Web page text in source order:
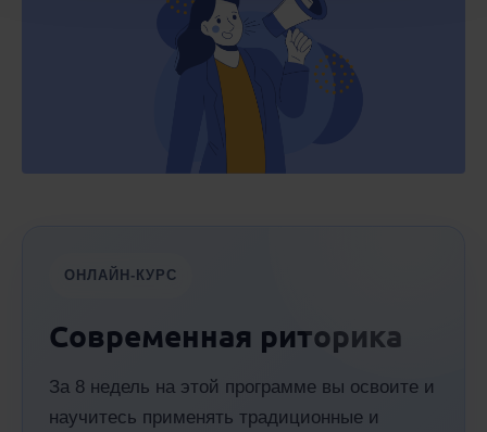
ОНЛАЙН-КУРС
Современная риторика
За 8 недель на этой программе вы освоите и
научитесь применять традиционные и